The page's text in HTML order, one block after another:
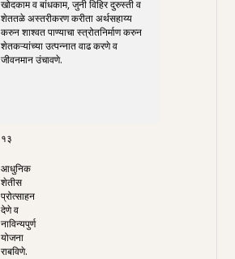
खोदकाम व बांधकाम, जुनी विहिर दुरुस्ती व
शेततळे अस्तरीकरण करीता अर्थसहाय्य
करुन शाश्वत पाण्याचा स्त्रोतनिर्माण करुन
शेतकऱ्यांच्या उत्पन्नात वाढ करणे व
जीवनमान उंचावणे.
१३
आधुनिक
शेतीस
प्रोत्साहन
देणे व
नाविन्यपुर्ण
योजना
राबविणे.